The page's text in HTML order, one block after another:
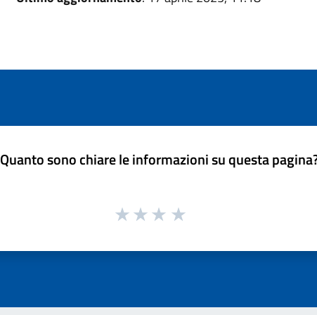
Quanto sono chiare le informazioni su questa